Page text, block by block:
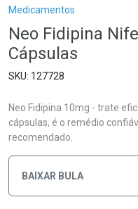
Breadcrumb
Medicamentos
Neo Fidipina
Cápsulas
127728
Neo Fidipina 10mg - trate
cápsulas, é o remédio
recomendado.
BAIXAR BULA